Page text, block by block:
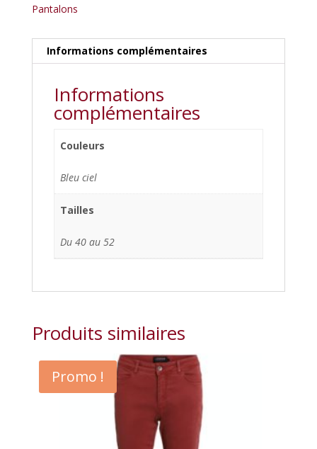
Pantalons
Informations complémentaires
Informations
complémentaires
Couleurs
Bleu ciel
Tailles
Du 40 au 52
Produits similaires
Promo !